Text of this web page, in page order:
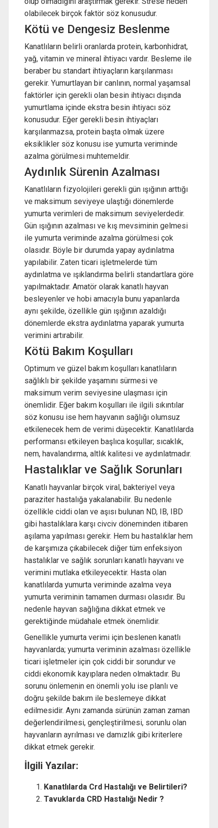
olabilecek birçok faktör söz konusudur.
Kötü ve Dengesiz Beslenme
Kanatlıların belirli oranlarda protein, karbonhidrat,
yağ, vitamin ve mineral ihtiyacı vardır. Besleme ile
beraber bu standart ihtiyaçların karşılanması
gerekir. Yumurtlayan bir canlının, normal yaşamsal
faktörler için gerekli olan besin ihtiyacı dışında
yumurtlama içinde ekstra besin ihtiyacı söz
konusudur. Eğer gerekli besin ihtiyaçları
karşılanmazsa, protein başta olmak üzere
eksiklikler söz konusu ise yumurta veriminde
azalma görülmesi muhtemeldir.
Aydınlık Sürenin Azalması
Kanatlıların fizyolojileri gerekli gün ışığının arttığı
ve maksimum seviyeye ulaştığı dönemlerde
yumurta verimleri de maksimum seviyelerdedir.
Gün ışığının azalması ve kış mevsiminin gelmesi
ile yumurta veriminde azalma görülmesi çok
olasıdır. Böyle bir durumda yapay aydınlatma
yapılabilir. Zaten ticari işletmelerde tüm
aydınlatma ve ışıklandırma belirli standartlara göre
yapılmaktadır. Amatör olarak kanatlı hayvan
besleyenler ve hobi amacıyla bunu yapanlarda
aynı şekilde, özellikle gün ışığının azaldığı
dönemlerde ekstra aydınlatma yaparak yumurta
verimini artırabilir.
Kötü Bakım Koşulları
Optimum ve güzel bakım koşulları kanatlıların
sağlıklı bir şekilde yaşamını sürmesi ve
maksimum verim seviyesine ulaşması için
önemlidir. Eğer bakım koşulları ile ilgili sıkıntılar
söz konusu ise hem hayvanın sağlığı olumsuz
etkilenecek hem de verimi düşecektir. Kanatlılarda
performansı etkileyen başlıca koşullar; sıcaklık,
nem, havalandırma, altlık kalitesi ve aydınlatmadır.
Hastalıklar ve Sağlık Sorunları
Kanatlı hayvanlar birçok viral, bakteriyel veya
paraziter hastalığa yakalanabilir. Bu nedenle
özellikle ciddi olan ve aşısı bulunan ND, IB, IBD
gibi hastalıklara karşı civciv döneminden itibaren
aşılama yapılması gerekir. Hem bu hastalıklar hem
de karşımıza çıkabilecek diğer tüm enfeksiyon
hastalıklar ve sağlık sorunları kanatlı hayvanı ve
verimini mutlaka etkileyecektir. Hasta olan
kanatlılarda yumurta veriminde azalma veya
yumurta veriminin tamamen durması olasıdır. Bu
nedenle hayvan sağlığına dikkat etmek ve
gerektiğinde müdahale etmek önemlidir.
Genellikle yumurta verimi için beslenen kanatlı
hayvanlarda; yumurta veriminin azalması özellikle
ticari işletmeler için çok ciddi bir sorundur ve
ciddi ekonomik kayıplara neden olmaktadır. Bu
sorunu önlemenin en önemli yolu ise planlı ve
doğru şekilde bakım ile beslemeye dikkat
edilmesidir. Aynı zamanda sürünün zaman zaman
değerlendirilmesi, gençleştirilmesi, sorunlu olan
hayvanların ayrılması ve damızlık gibi kriterlere
dikkat etmek gerekir.
İlgili Yazılar:
Kanatlılarda Crd Hastalığı ve Belirtileri?
Tavuklarda CRD Hastalığı Nedir ?